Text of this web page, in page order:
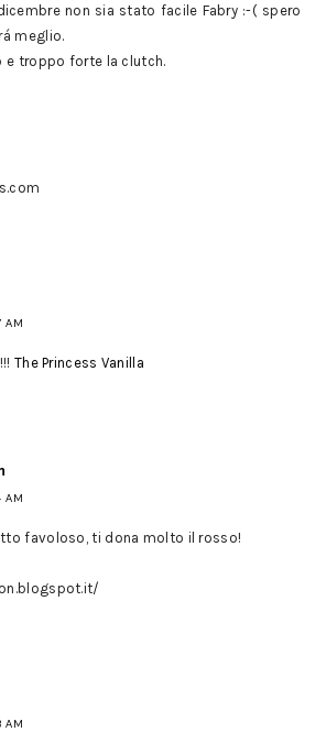
non sia stato facile Fabry :-( spero
meglio.
troppo forte la clutch.
AM
The Princess Vanilla
AM
favoloso, ti dona molto il rosso!
AM